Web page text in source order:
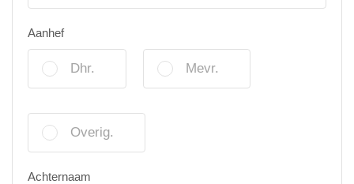
Aanhef
Dhr. Mevr.
Overig.
Achternaam